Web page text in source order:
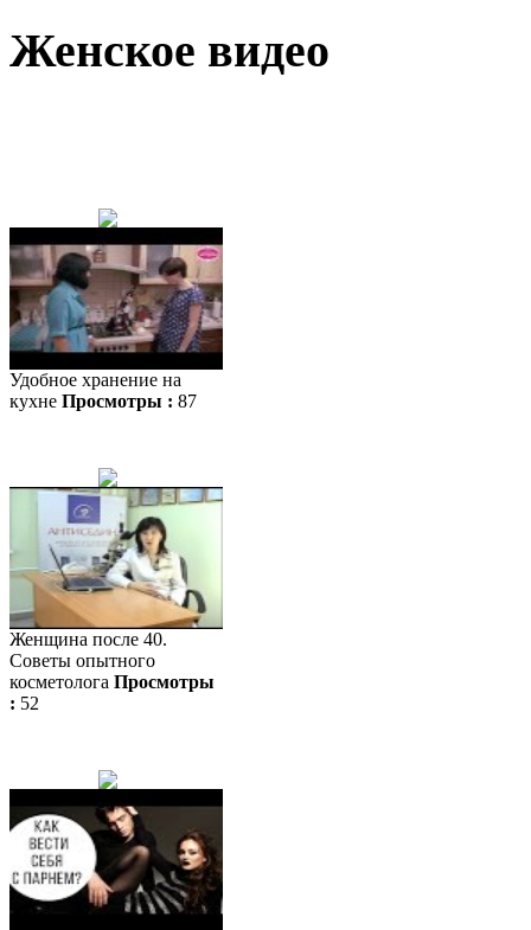
Женское видео
Удобное хранение на
кухне Просмотры : 87
Женщина после 40.
Советы опытного
косметолога Просмотры
: 52